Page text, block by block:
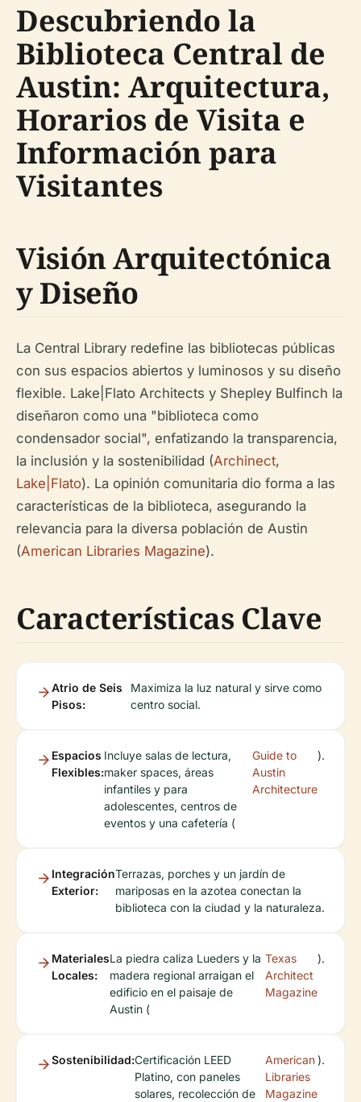
Descubriendo la
Biblioteca Central de
Austin: Arquitectura,
Horarios de Visita e
Información para
Visitantes
Visión Arquitectónica
y Diseño
La Central Library redefine las bibliotecas públicas
con sus espacios abiertos y luminosos y su diseño
flexible. Lake|Flato Architects y Shepley Bulfinch la
diseñaron como una "biblioteca como
condensador social", enfatizando la transparencia,
la inclusión y la sostenibilidad (Archinect,
Lake|Flato). La opinión comunitaria dio forma a las
características de la biblioteca, asegurando la
relevancia para la diversa población de Austin
(American Libraries Magazine).
Características Clave
Atrio de Seis
Pisos:
Maximiza la luz natural y sirve como
centro social.
Espacios
Flexibles:
Incluye salas de lectura,
maker spaces, áreas
infantiles y para
adolescentes, centros de
eventos y una cafetería (
Guide to
Austin
Architecture
).
Integración
Exterior:
Terrazas, porches y un jardín de
mariposas en la azotea conectan la
biblioteca con la ciudad y la naturaleza.
Materiales
Locales:
La piedra caliza Lueders y la
madera regional arraigan el
edificio en el paisaje de
Austin (
Texas
Architect
Magazine
).
Sostenibilidad:Certificación LEED
Platino, con paneles
solares, recolección de
American
Libraries
Magazine
).